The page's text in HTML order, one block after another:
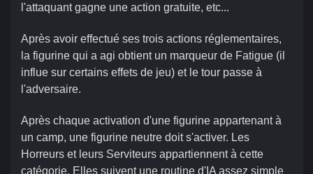
l'attaquant gagne une action gratuite, etc...
Après avoir effectué ses trois actions réglementaires,
la figurine qui a agi obtient un marqueur de Fatigue (il
influe sur certains effets de jeu) et le tour passe à
l'adversaire.
Après chaque activation d'une figurine appartenant à
un camp, une figurine neutre doit s'activer. Les
Horreurs et leurs Serviteurs appartiennent à cette
catégorie. Elles suivent une routine d'IA assez simple